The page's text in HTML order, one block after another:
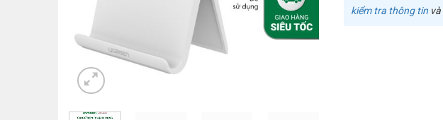
kiểm tra thông tin và